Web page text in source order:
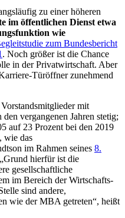
zu einer höheren
im öffentlichen Dienst etwa
wie
zum Bundesbericht
. Noch größer ist die Chance
in der Privatwirtschaft. Aber
Türöffner zunehmend
mit
vergangenen Jahren stetig;
auf 23 Prozent bei den 2019
wie das
im Rahmen seines 8.
hierfür ist die
gesellschaftliche
im Bereich der Wirtschafts-
sind andere,
wie der MBA getreten“, heißt